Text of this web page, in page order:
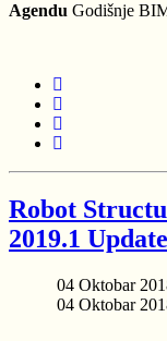
Agendu Godišnje
Robot
2019.1 Update
04 Oktobar
04 Oktobar